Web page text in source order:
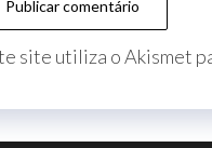
site utiliza o Akismet